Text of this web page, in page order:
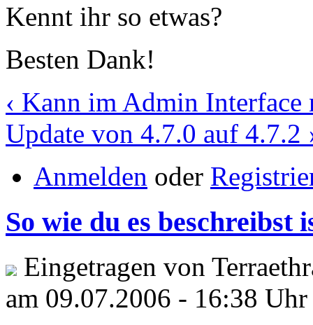
Kennt ihr so etwas?
Besten Dank!
‹ Kann im Admin
Update von 4.7.0 auf 4.7.2
Anmelden oder
So wie du es beschreibst
Eingetragen von
am 09.07.2006 - 16:38 Uhr